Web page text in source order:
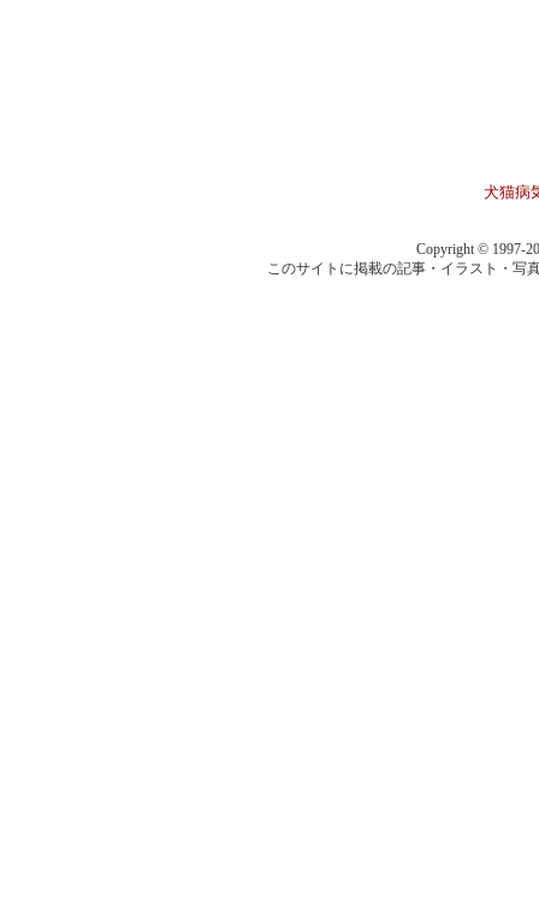
犬猫病
Copyright © 1997-
このサイトに掲載の記事・イラスト・写